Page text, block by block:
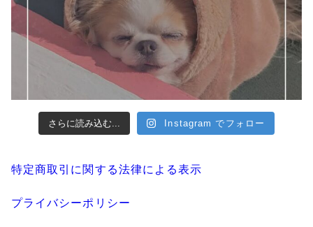
さらに読み込む... Instagram でフォロー
特定商取引に関する法律による表示
プライバシーポリシー